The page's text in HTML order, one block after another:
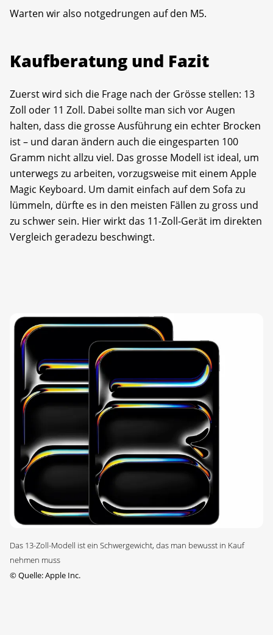
Warten wir also notgedrungen auf den M5.
Kaufberatung und Fazit
Zuerst wird sich die Frage nach der Grösse stellen: 13
Zoll oder 11 Zoll. Dabei sollte man sich vor Augen
halten, dass die grosse Ausführung ein echter Brocken
ist – und daran ändern auch die eingesparten 100
Gramm nicht allzu viel. Das grosse Modell ist ideal, um
unterwegs zu arbeiten, vorzugsweise mit einem Apple
Magic Keyboard. Um damit einfach auf dem Sofa zu
lümmeln, dürfte es in den meisten Fällen zu gross und
zu schwer sein. Hier wirkt das 11-Zoll-Gerät im direkten
Vergleich geradezu beschwingt.
Das 13-Zoll-Modell ist ein Schwergewicht, das man bewusst in Kauf
nehmen muss
©Quelle: Apple Inc.